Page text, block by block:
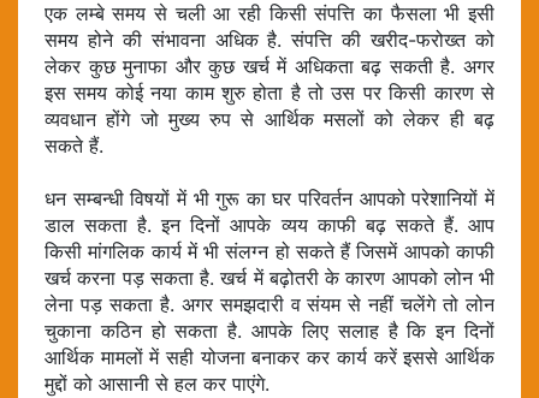
एक लम्बे समय से चली आ रही किसी संपत्ति का फैसला भी इसी
समय होने की संभावना अधिक है. संपत्ति की खरीद-फरोख्त को
लेकर कुछ मुनाफा और कुछ खर्च में अधिकता बढ़ सकती है. अगर
इस समय कोई नया काम शुरु होता है तो उस पर किसी कारण से
व्यवधान होंगे जो मुख्य रुप से आर्थिक मसलों को लेकर ही बढ़
सकते हैं.
धन सम्बन्धी विषयों में भी गुरू का घर परिवर्तन आपको परेशानियों में
डाल सकता है. इन दिनों आपके व्यय काफी बढ़ सकते हैं. आप
किसी मांगलिक कार्य में भी संलग्न हो सकते हैं जिसमें आपको काफी
खर्च करना पड़ सकता है. खर्च में बढ़ोतरी के कारण आपको लोन भी
लेना पड़ सकता है. अगर समझदारी व संयम से नहीं चलेंगे तो लोन
चुकाना कठिन हो सकता है. आपके लिए सलाह है कि इन दिनों
आर्थिक मामलों में सही योजना बनाकर कर कार्य करें इससे आर्थिक
मुद्दों को आसानी से हल कर पाएंगे.